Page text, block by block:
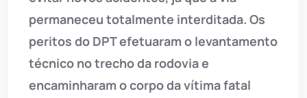
permaneceu totalmente interditada. Os
peritos do DPT efetuaram o levantamento
técnico no trecho da rodovia e
encaminharam o corpo da vítima fatal